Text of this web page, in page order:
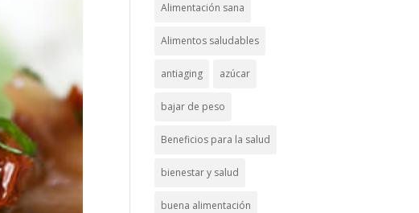
Alimentación sana
Alimentos saludables
antiaging azúcar
bajar de peso
Beneficios para la salud
bienestar y salud
buena alimentación